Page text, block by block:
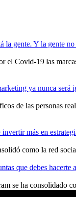
la gente. Y la gente
el Covid-19 las
ya nunca será
de las personas
más en
como la red
que debes hacerte
se ha consolidado